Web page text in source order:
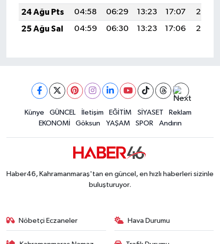
24 Ağu Pts
04:58 06:29 13:23 17:07
20:08
25 Ağu Sal
04:59 06:30 13:23 17:06 20:06
Künye GÜNCEL İletişim EĞİTİM SİYASET
Reklam
EKONOMİ
Göksun YAŞAM SPOR Andırın
Haber46, Kahramanmaraş'tan en güncel, en hızlı haberleri sizinle
buluşturuyor.
Nöbetçi Eczaneler Hava Durumu